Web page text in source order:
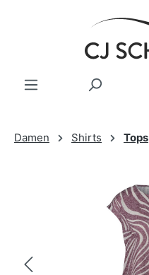
Zum Hauptinhalt springen
Damen Shirts Tops